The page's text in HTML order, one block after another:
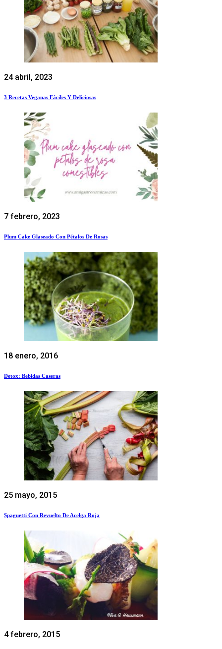
24 abril, 2023
3 Recetas Veganas Fáciles Y Deliciosas
7 febrero, 2023
Plum Cake Glaseado Con Pétalos De Rosas
18 enero, 2016
Detox: Bebidas Caseras
25 mayo, 2015
Spaguetti Con Revuelto De Acelga Roja
4 febrero, 2015